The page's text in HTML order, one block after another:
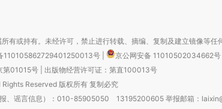
有或持有。未经许可，禁止进行转载、摘编、复制及建立镜像等任
110105862729401250013号
京公网安备 11010502034662号
第01015号| 出版物经营许可证：第直100013号
Reserved 版权所有 复制必究
报、谣言信息）：010-85905050 13195200605 举报邮箱：